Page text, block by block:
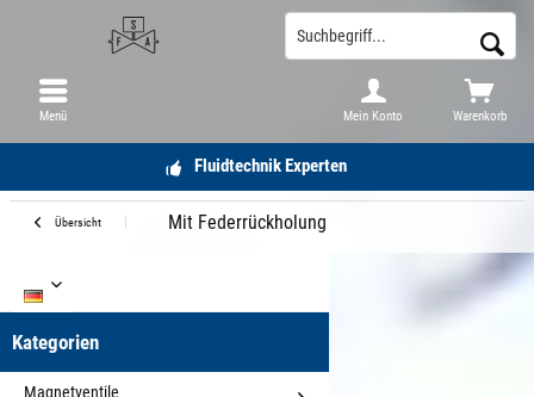
Fluidtechnik Experten
Warenkorb
Mein Konto
Menü
Übersicht Mit Federrückholung
Kategorien
Magnetventile